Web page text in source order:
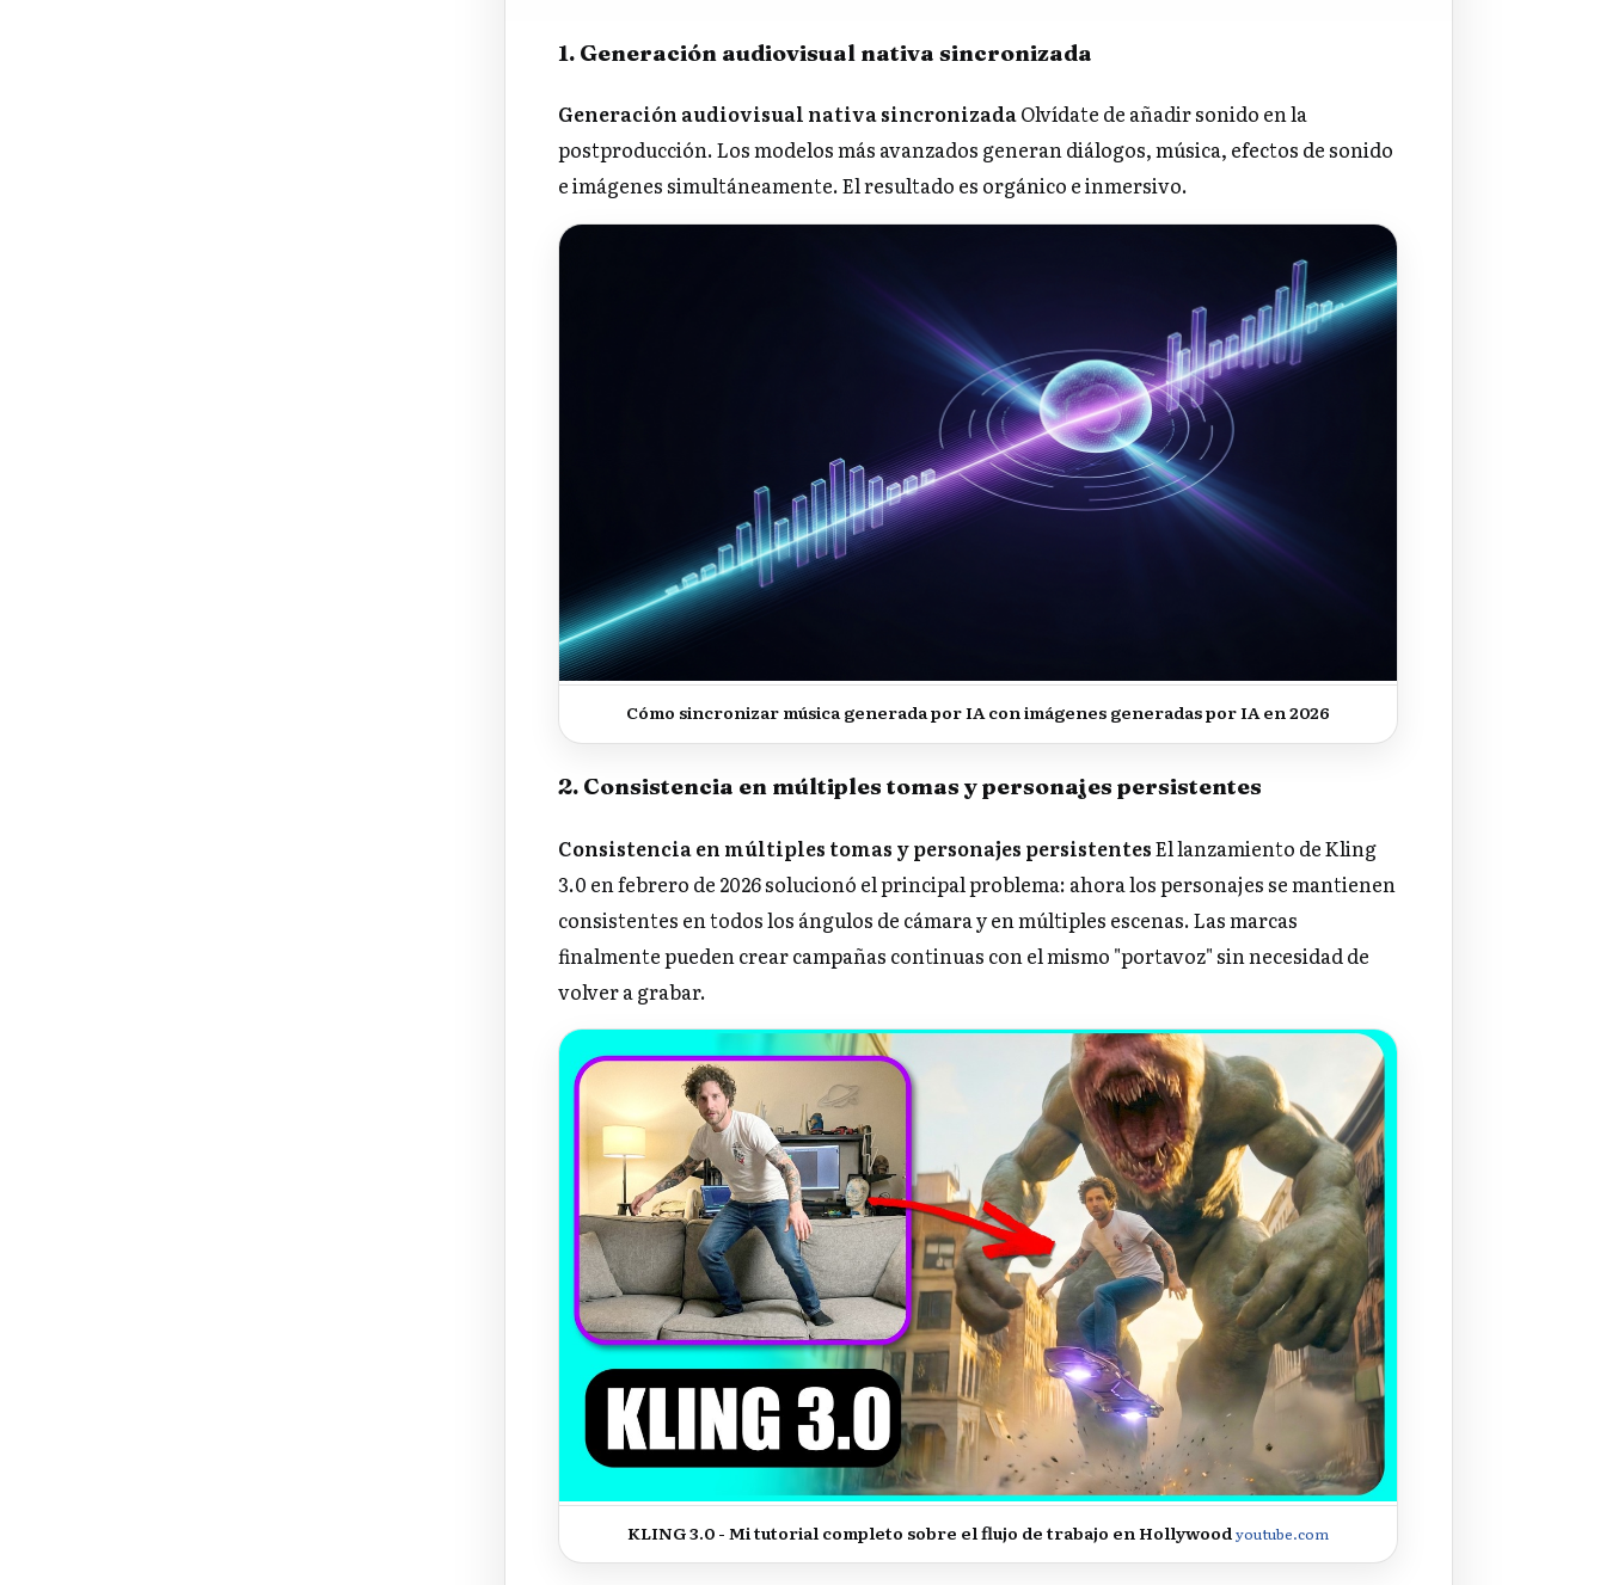
1. Generación audiovisual nativa sincronizada
Generación audiovisual nativa sincronizadaOlvídate de añadir sonido en la
postproducción. Los modelos más avanzados generan diálogos, música, efectos de sonido
e imágenes simultáneamente. El resultado es orgánico e inmersivo.
Cómo sincronizar música generada por IA con imágenes generadas por IA en 2026
2. Consistencia en múltiples tomas y personajes persistentes
Consistencia en múltiples tomas y personajes persistentesEl lanzamiento de Kling
3.0 en febrero de 2026 solucionó el principal problema: ahora los personajes se mantienen
consistentes en todos los ángulos de cámara y en múltiples escenas. Las marcas
finalmente pueden crear campañas continuas con el mismo "portavoz" sin necesidad de
volver a grabar.
KLING 3.0 - Mi tutorial completo sobre el flujo de trabajo en Hollywoodyoutube.com